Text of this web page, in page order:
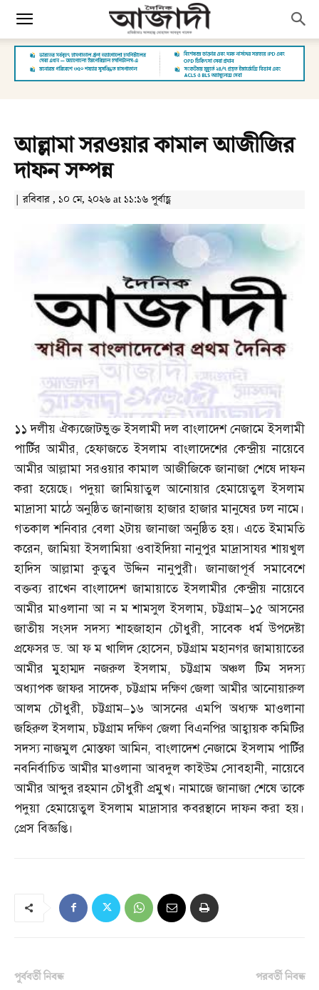
আল্লামা সরওয়ার কামাল আজীজির
দাফন সম্পন্ন
| রবিবার , ১০ মে, ২০২৬ at ১১:১৬ পূর্বাহ্ণ
১১ দলীয় ঐক্যজোটভুক্ত ইসলামী দল বাংলাদেশ নেজামে ইসলামী
পার্টির আমীর, হেফাজতে ইসলাম বাংলাদেশের কেন্দ্রীয় নায়েবে
আমীর আল্লামা সরওয়ার কামাল আজীজিকে জানাজা শেষে দাফন
করা হয়েছে। পদুয়া জামিয়াতুল আনোয়ার হেমায়েতুল ইসলাম
মাদ্রাসা মাঠে অনুষ্ঠিত জানাজায় হাজার হাজার মানুষের ঢল নামে।
গতকাল শনিবার বেলা ২টায় জানাজা অনুষ্ঠিত হয়। এতে ইমামতি
করেন,জামিয়া ইসলামিয়া ওবাইদিয়া নানুপুর মাদ্রাসাযর শায়খুল
হাদিস আল্লামা কুতুব উদ্দিন নানুপুরী। জানাজাপূর্ব সমাবেশে
বক্তব্য রাখেন বাংলাদেশ জামায়াতে ইসলামীর কেন্দ্রীয় নায়েবে
আমীর মাওলানা আ ন ম শামসুল ইসলাম,চট্টগ্রাম–১৫ আসনের
জাতীয় সংসদ সদস্য শাহজাহান চৌধুরী,সাবেক ধর্ম উপদেষ্টা
প্রফেসর ড.আ ফ ম খালিদ হোসেন,চট্টগ্রাম মহানগর জামায়াতের
আমীর মুহাম্মদ নজরুল ইসলাম,চট্টগ্রাম অঞ্চল টিম সদস্য
অধ্যাপক জাফর সাদেক,চট্টগ্রাম দক্ষিণ জেলা আমীর আনোয়ারুল
আলম চৌধুরী,চট্টগ্রাম–১৬ আসনের এমপি অধ্যক্ষ মাওলানা
জহিরুল ইসলাম,চট্টগ্রাম দক্ষিণ জেলা বিএনপির আহ্বায়ক কমিটির
সদস্য নাজমুল মোস্তফা আমিন,বাংলাদেশ নেজামে ইসলাম পার্টির
নবনির্বাচিত আমীর মাওলানা আবদুল কাইউম সোবহানী,নায়েবে
আমীর আব্দুর রহমান চৌধুরী প্রমুখ। নামাজে জানাজা শেষে তাকে
পদুয়া হেমায়েতুল ইসলাম মাদ্রাসার কবরস্থানে দাফন করা হয়।
প্রেস বিজ্ঞপ্তি।
পূর্ববর্তী নিবন্ধ
পরবর্তী নিবন্ধ